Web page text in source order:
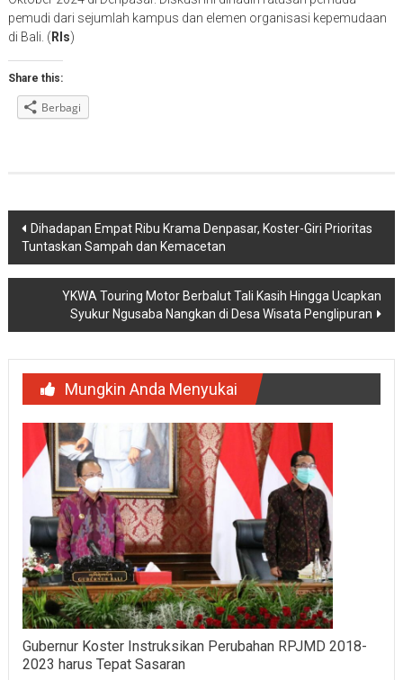
pemudi dari sejumlah kampus dan elemen organisasi kepemudaan
di Bali. ( Rls)
Share this:
Berbagi
Navigasi
pos
Dihadapan Empat Ribu Krama Denpasar, Koster-Giri Prioritas
Tuntaskan Sampah dan Kemacetan
YKWA Touring Motor Berbalut Tali Kasih Hingga Ucapkan
Syukur Ngusaba Nangkan di Desa Wisata Penglipuran
Mungkin Anda Menyukai
Gubernur Koster Instruksikan Perubahan RPJMD 2018-
2023 harus Tepat Sasaran